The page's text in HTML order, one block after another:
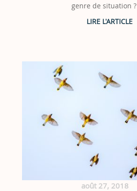
genre de situation ?
août 27, 2018